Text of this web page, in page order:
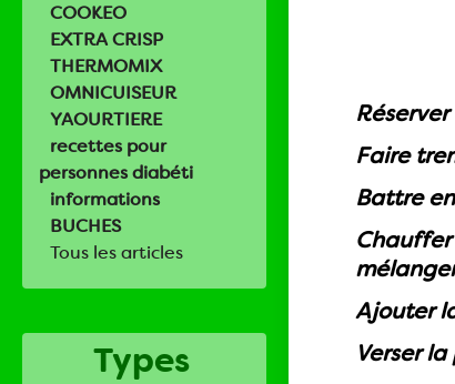
COOKEO
EXTRA CRISP
THERMOMIX
OMNICUISEUR
YAOURTIERE
recettes pour
personnes diabéti
informations
BUCHES
Tous les articles
Types
Faire
Battre
Ajouter
Verser